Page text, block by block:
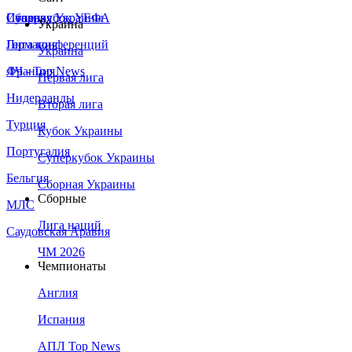
Сборная Украины
Италия
Германия
Франция
Нидерланды
Турция
Португалия
Бельгия
МЛС
Саудовская Аравия
Суперкубок УЕФА
Лига конференций
ЛЧ - Top News
Украина
Украина
Первая лига
Вторая лига
Кубок Украины
Суперкубок Украины
Сборная Украины
Сборные
Лига наций
ЧМ 2026
Чемпионаты
Англия
Испания
АПЛ Top News